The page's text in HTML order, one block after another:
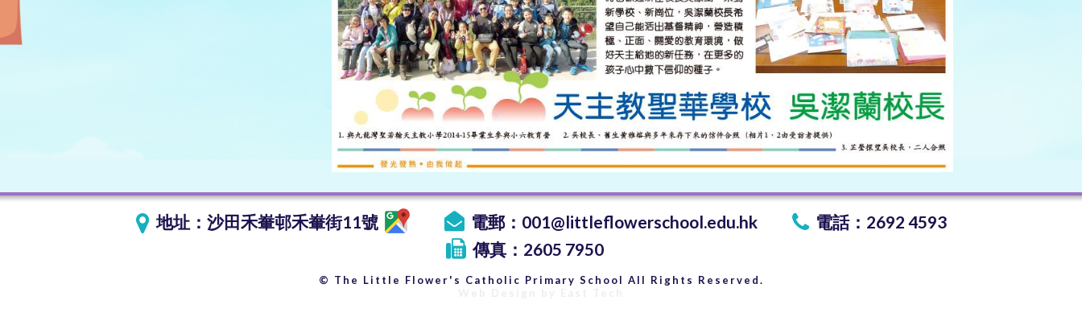
地址： 沙田禾輋邨禾輋街11號 電郵： 001@littleflowerschool.edu.hk
電話：2692 4593
傳真：2605 7950
© The Little Flower's Catholic Primary School All Rights Reserved.